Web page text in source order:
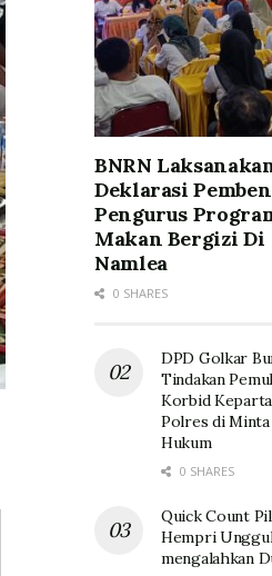
BNRN
Deklarasi
Pengurus
Makan Bergizi Di
Namlea
0 SHARES
DPD Golkar
Tindakan
Korbid
Polres di
Hukum
0 SHARES
Quick Count
Hempri
mengalahkan